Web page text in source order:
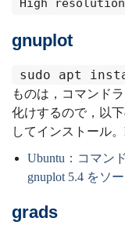
High
gnuplot
sudo apt
ものは，コマンド
化けするので，以
してインストール
Ubuntu：コマン
gnuplot 5.4 をソ
grads